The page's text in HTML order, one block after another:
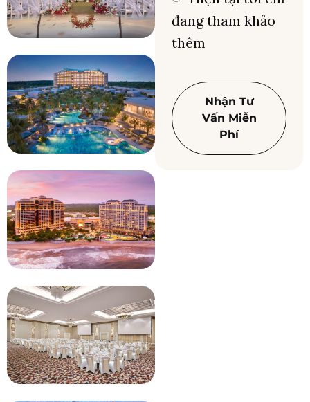
đang tham khảo
thêm
Nhận Tư
Vấn Miễn
Phí